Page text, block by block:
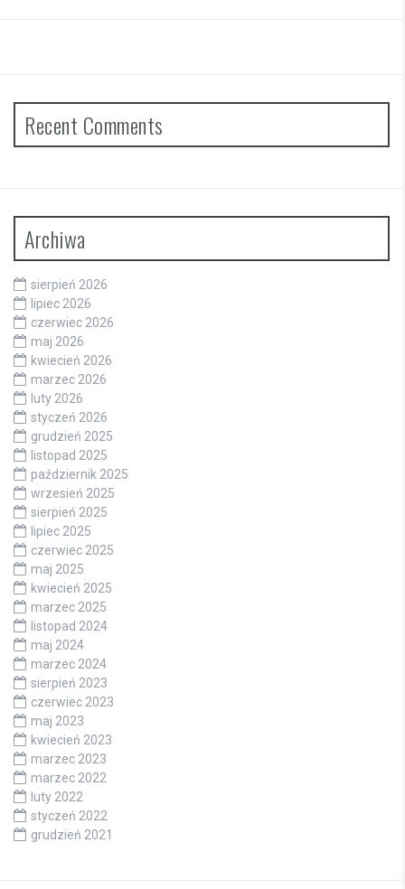
Recent Comments
Archiwa
sierpień 2026
lipiec 2026
czerwiec 2026
maj 2026
kwiecień 2026
marzec 2026
luty 2026
styczeń 2026
grudzień 2025
listopad 2025
październik 2025
wrzesień 2025
sierpień 2025
lipiec 2025
czerwiec 2025
maj 2025
kwiecień 2025
marzec 2025
listopad 2024
maj 2024
marzec 2024
sierpień 2023
czerwiec 2023
maj 2023
kwiecień 2023
marzec 2023
marzec 2022
luty 2022
styczeń 2022
grudzień 2021